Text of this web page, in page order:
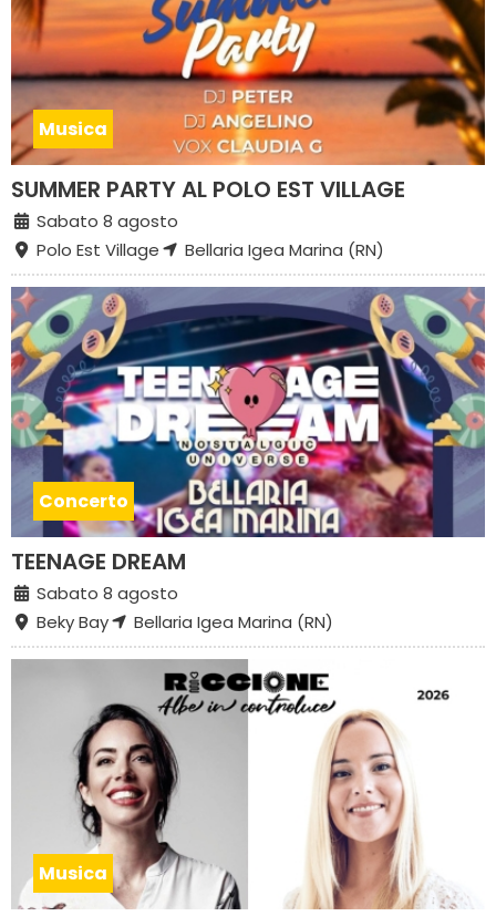
Musica
SUMMER PARTY AL POLO EST VILLAGE
Sabato 8 agosto
Polo Est Village
Bellaria Igea Marina (RN)
Concerto
TEENAGE DREAM
Sabato 8 agosto
Beky Bay
Bellaria Igea Marina (RN)
Musica